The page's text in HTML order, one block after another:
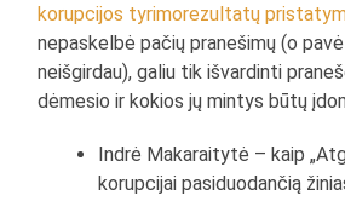
korupcijos tyrimorezultatų
nepaskelbė pačių pranešimų (o
neišgirdau), galiu tik išvardinti
dėmesio ir kokios jų mintys būtų
Indrė Makaraitytė – kaip
korupcijai pasiduodančią